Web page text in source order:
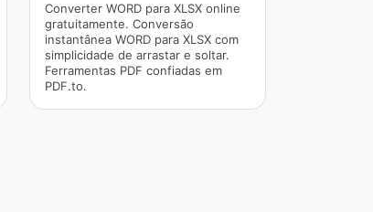
Converter WORD para XLSX online
gratuitamente. Conversão
instantânea WORD para XLSX com
simplicidade de arrastar e soltar.
Ferramentas PDF confiadas em
PDF.to.